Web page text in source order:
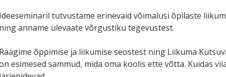
Ideeseminaril tutvustame erinevaid võimalusi õpilaste
ning anname ülevaate võrgustiku tegevustest.
Räägime õppimise ja liikumise seostest ning Liikuma
esimesed sammud, mida oma koolis ette võtta. Kuidas